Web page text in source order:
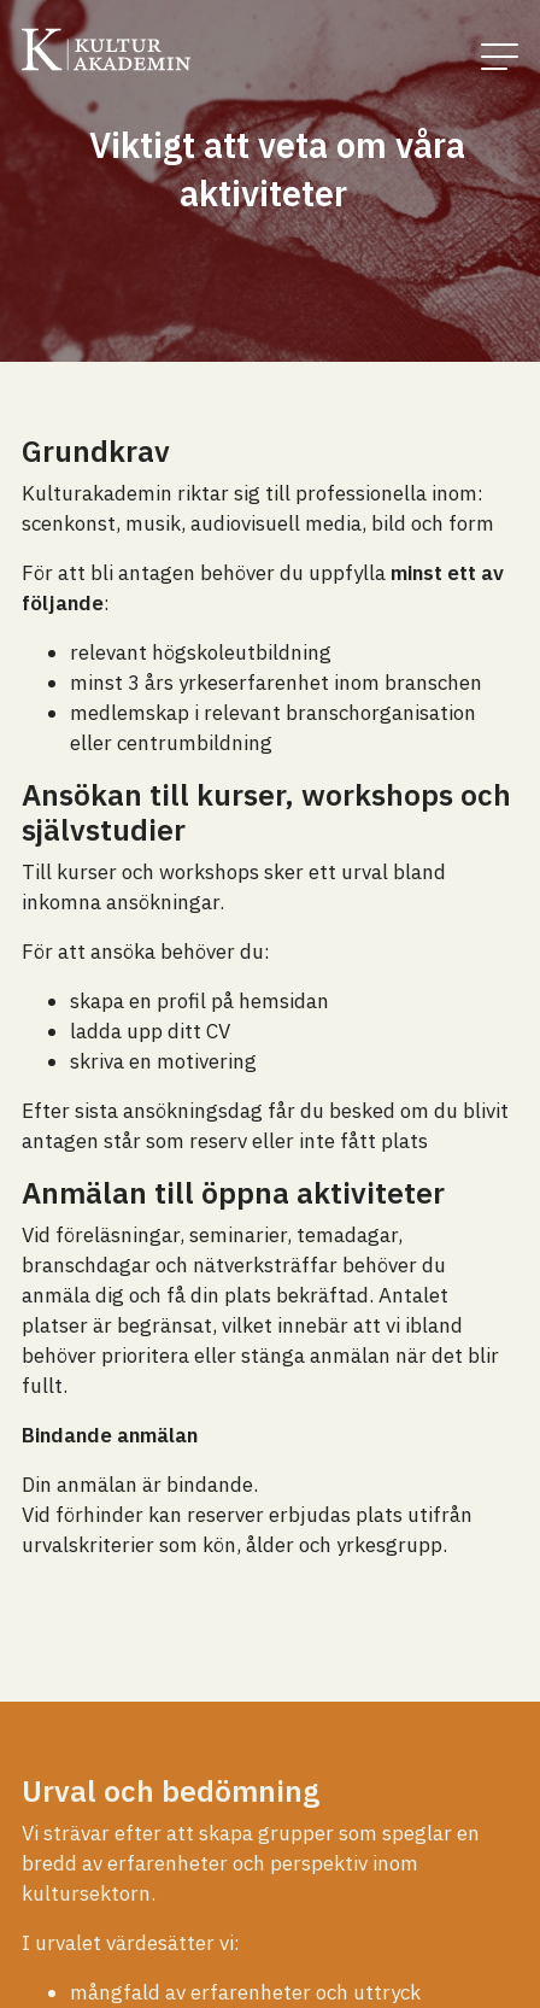
Viktigt att veta om våra
aktiviteter
Grundkrav
Kulturakademin riktar sig till professionella inom:
scenkonst, musik, audiovisuell media, bild och form
För att bli antagen behöver du uppfylla minst ett av
följande:
relevant högskoleutbildning
minst 3 års yrkeserfarenhet inom branschen
medlemskap i relevant branschorganisation
eller centrumbildning
Ansökan till kurser, workshops och
självstudier
Till kurser och workshops sker ett urval bland
inkomna ansökningar.
För att ansöka behöver du:
skapa en profil på hemsidan
ladda upp ditt CV
skriva en motivering
Efter sista ansökningsdag får du besked om du blivit
antagen står som reserv eller inte fått plats
Anmälan till öppna aktiviteter
Vid föreläsningar, seminarier, temadagar,
branschdagar och nätverksträffar behöver du
anmäla dig och få din plats bekräftad. Antalet
platser är begränsat, vilket innebär att vi ibland
behöver prioritera eller stänga anmälan när det blir
fullt.
Bindande anmälan
Din anmälan är bindande.
Vid förhinder kan reserver erbjudas plats utifrån
urvalskriterier som kön, ålder och yrkesgrupp.
Urval och bedömning
Vi strävar efter att skapa grupper som speglar en
bredd av erfarenheter och perspektiv inom
kultursektorn.
I urvalet värdesätter vi:
mångfald av erfarenheter och uttryck